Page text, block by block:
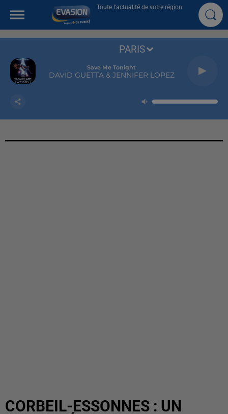
Toute l'actualité de votre région
Save Me Tonight
DAVID GUETTA & JENNIFER LOPEZ
PARIS
CORBEIL-ESSONNES : UN